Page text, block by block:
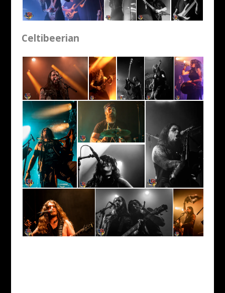
Celtibeerian